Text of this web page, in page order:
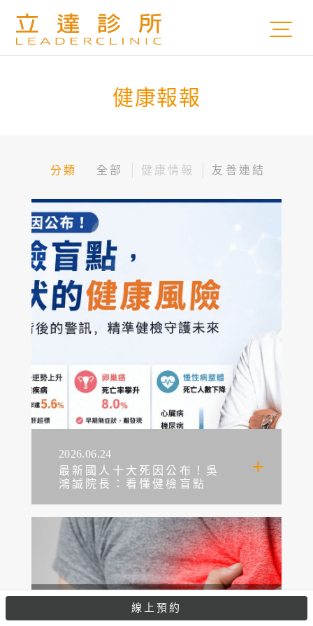
線上預約
健康報報
分類 全部 健康情報 友善連結
2026.06.24
最新國人十大死因公布！吳
鴻誠院長：看懂健檢盲點